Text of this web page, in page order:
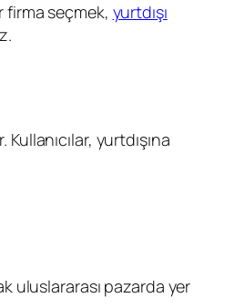
firma seçmek, yurtdışı
yurtdışına
uluslararası pazarda yer